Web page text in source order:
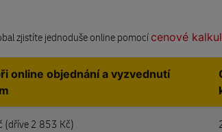
zjistíte jednoduše online pomocí cenové
online objednání a vyzvednutí
(dříve 2 853 Kč)